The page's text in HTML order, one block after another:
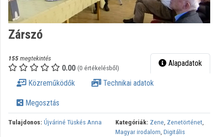
Intézményi felfedezés
Kategóriák
Intézményi listák
Intézmények
Közreműködők
Zárszó
155megtekintés
0.00 (0 értékelésből) Alapadatok
Közreműködők Technikai adatok
Megosztás
Tulajdonos: Újváriné Tüskés Anna Kategóriák: Zene, Zenetörténet,
Magyar irodalom, Digitális